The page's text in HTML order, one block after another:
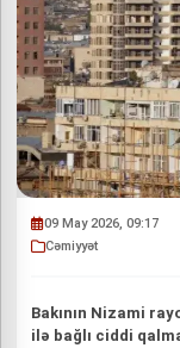
09 May 2026, 09:17
Cəmiyyət
Bakının Nizami
ilə bağlı ciddi